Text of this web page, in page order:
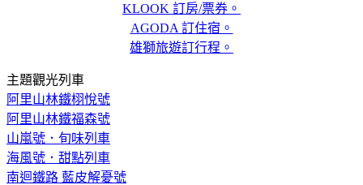
KLOOK 訂房/票券。
AGODA 訂住宿。
雄獅旅遊訂行程。
主題觀光列車
阿里山林鐵栩悅號
阿里山林鐵福森號
山嵐號．旬味列車
海風號．甜點列車
南迴鐵路 藍皮解憂號